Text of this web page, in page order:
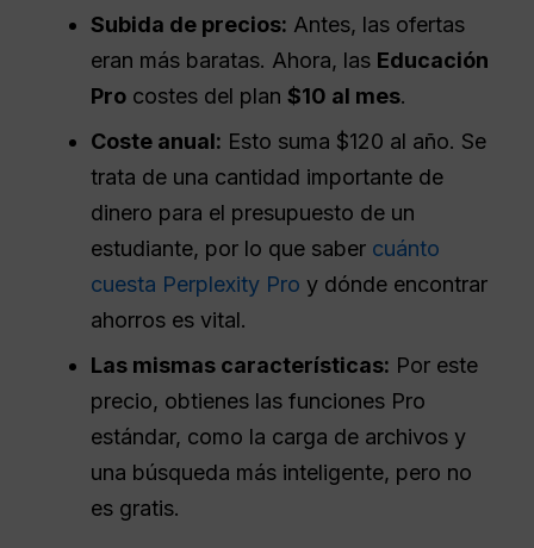
Subida de precios: Antes, las ofertas
eran más baratas. Ahora, las Educación
Pro costes del plan$10 al mes.
Coste anual: Esto suma $120 al año. Se
trata de una cantidad importante de
dinero para el presupuesto de un
estudiante, por lo que saber cuánto
cuesta Perplexity Pro y dónde encontrar
ahorros es vital.
Las mismas características: Por este
precio, obtienes las funciones Pro
estándar, como la carga de archivos y
una búsqueda más inteligente, pero no
es gratis.